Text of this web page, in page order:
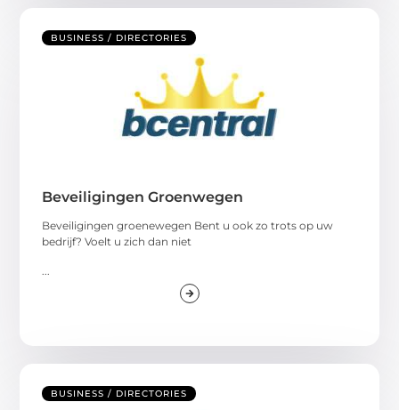
BUSINESS / DIRECTORIES
Beveiligingen Groenwegen
Beveiligingen groenewegen Bent u ook zo trots op uw
bedrijf? Voelt u zich dan niet
BUSINESS / DIRECTORIES